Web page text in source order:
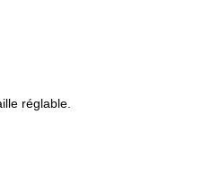
réglable.